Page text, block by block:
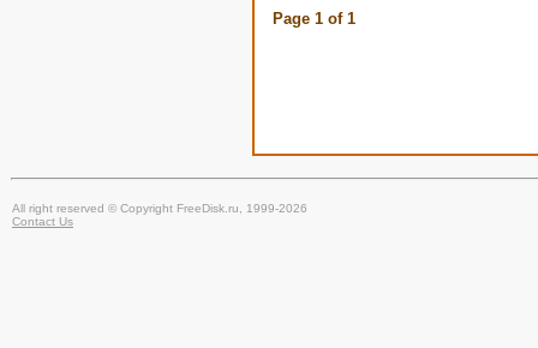
Page 1 of 1
All right reserved © Copyright FreeDisk.ru, 1999-2026
Contact Us